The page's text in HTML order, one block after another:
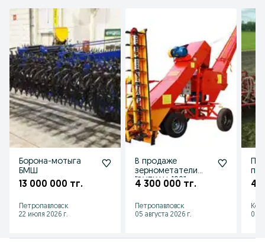
Борона-мотыга
БМШ
13 000 000 тг.
Петропавловск
22 июля 2026 г.
В продаже
зернометатели
"ВУЛКАН-100"
4 300 000 тг.
Петропавловск
05 августа 2026 г.
41
06